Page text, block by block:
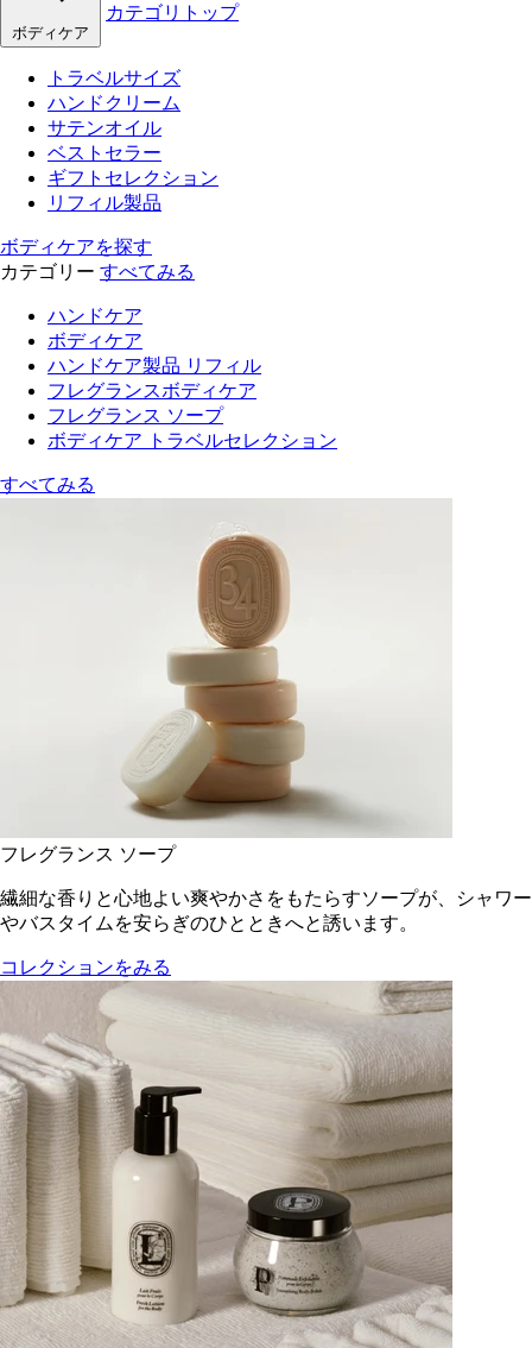
ボディケア
カテゴリトップ
トラベルサイズ
ハンドクリーム
サテンオイル
ベストセラー
ギフトセレクション
リフィル製品
ボディケアを探す
カテゴリー すべてみる
ハンドケア
ボディケア
ハンドケア製品 リフィル
フレグランスボディケア
フレグランス ソープ
ボディケア トラベルセレクション
すべてみる
フレグランス ソープ
繊細な香りと心地よい爽やかさをもたらすソープが、シャワー
やバスタイムを安らぎのひとときへと誘います。
コレクションをみる